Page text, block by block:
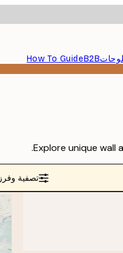
B2B
How To Guide
Explore unique
تصفية وفرز